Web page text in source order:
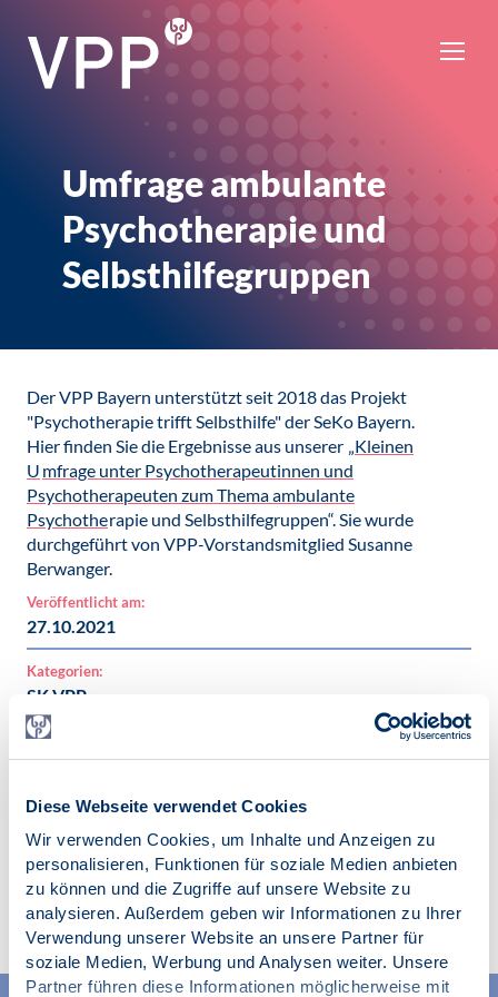
Diese Webseite verwendet Cookies
Wir verwenden Cookies, um Inhalte und Anzeigen zu
personalisieren, Funktionen für soziale Medien anbieten
zu können und die Zugriffe auf unsere Website zu
analysieren. Außerdem geben wir Informationen zu Ihrer
Verwendung unserer Website an unsere Partner für
soziale Medien, Werbung und Analysen weiter. Unsere
Partner führen diese Informationen möglicherweise mit
Umfrage ambulante
Psychotherapie und
Selbsthilfegruppen
Der VPP Bayern unterstützt seit 2018 das Projekt
"Psychotherapie trifft Selbsthilfe" der SeKo Bayern.
Hier finden Sie die Ergebnisse aus unserer „Kleinen
U mfrage unter Psychotherapeutinnen und
Psychotherapeuten zum Thema ambulante
Psychotherapie und Selbsthilfegruppen“. Sie wurde
durchgeführt von VPP-Vorstandsmitglied Susanne
Berwanger.
Veröffentlicht am:
27.10.2021
Kategorien:
SK VPP
Ambulante Versorgung
Vertragspsychotherapie
Zur Übersicht